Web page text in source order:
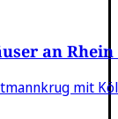
an
mit